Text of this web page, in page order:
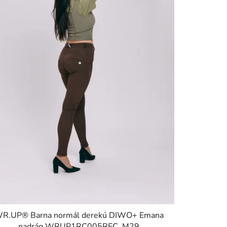
z
é
s
e
Barna normál derekú DIWO+ Emana